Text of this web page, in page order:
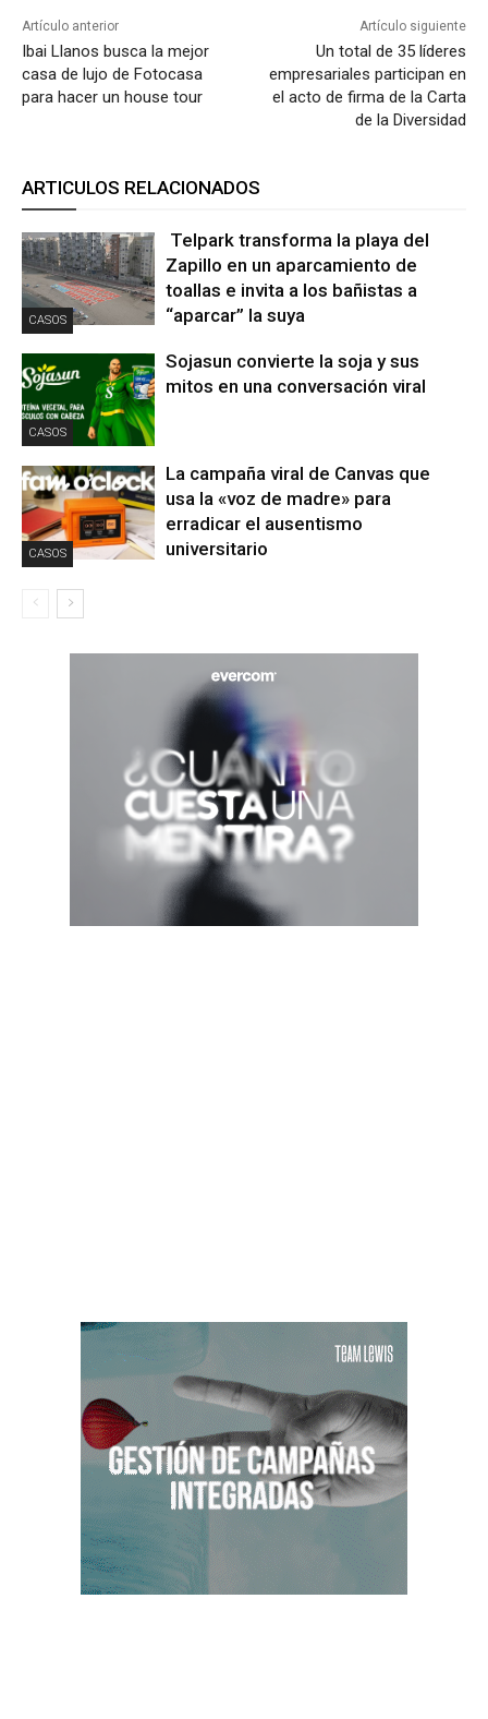
Artículo anterior
Ibai Llanos busca la mejor
casa de lujo de Fotocasa
para hacer un house tour
Artículo siguiente
Un total de 35 líderes
empresariales participan en
el acto de firma de la Carta
de la Diversidad
ARTICULOS RELACIONADOS
CASOS
Telpark transforma la playa del
Zapillo en un aparcamiento de
toallas e invita a los bañistas a
“aparcar” la suya
CASOS
Sojasun convierte la soja y sus
mitos en una conversación viral
CASOS
La campaña viral de Canvas que
usa la «voz de madre» para
erradicar el ausentismo
universitario